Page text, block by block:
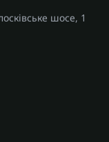
шосе, 1